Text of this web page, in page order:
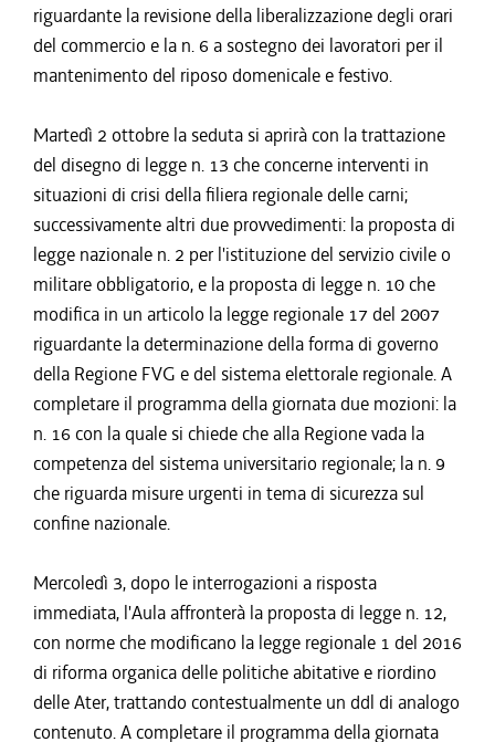
riguardante la revisione della liberalizzazione degli orari
del commercio e la n. 6 a sostegno dei lavoratori per il
mantenimento del riposo domenicale e festivo.
Martedì 2 ottobre la seduta si aprirà con la trattazione
del disegno di legge n. 13 che concerne interventi in
situazioni di crisi della filiera regionale delle carni;
successivamente altri due provvedimenti: la proposta di
legge nazionale n. 2 per l'istituzione del servizio civile o
militare obbligatorio, e la proposta di legge n. 10 che
modifica in un articolo la legge regionale 17 del 2007
riguardante la determinazione della forma di governo
della Regione FVG e del sistema elettorale regionale. A
completare il programma della giornata due mozioni: la
n. 16 con la quale si chiede che alla Regione vada la
competenza del sistema universitario regionale; la n. 9
che riguarda misure urgenti in tema di sicurezza sul
confine nazionale.
Mercoledì 3, dopo le interrogazioni a risposta
immediata, l'Aula affronterà la proposta di legge n. 12,
con norme che modificano la legge regionale 1 del 2016
di riforma organica delle politiche abitative e riordino
delle Ater, trattando contestualmente un ddl di analogo
contenuto. A completare il programma della giornata